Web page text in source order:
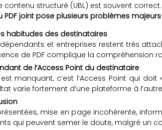
contenu structuré (UBL) est souvent correct.
PDF joint pose plusieurs problèmes majeurs
habitudes des destinataires
et entreprises restent très
de PDF complique la compréhension
de l’Access Point du destinataire
est manquant, c’est l’Access Point qui
varie fortement d’une plateforme à
mise en page incohérente,
qui peuvent semer le doute, malgré un